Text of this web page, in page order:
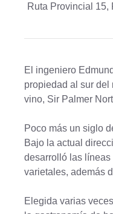
Ruta Provincial 15,
El ingeniero
propiedad al sur del
vino, Sir Palmer
Poco más un siglo
Bajo la actual
desarrolló las
varietales, además
Elegida varias